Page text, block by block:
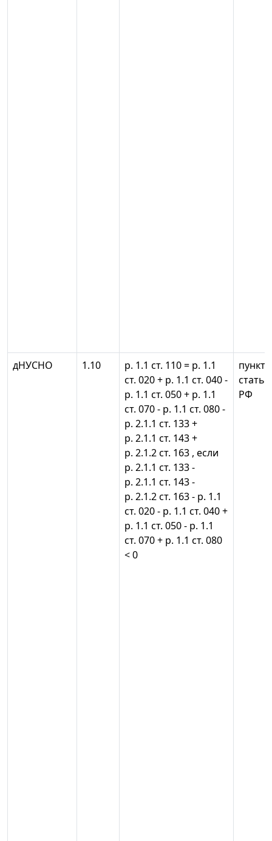
дНУСНО 1.10
р. 1.1 ст. 110 = р. 1.1
ст. 020 + р. 1.1 ст. 040 -
р. 1.1 ст. 050 + р. 1.1
ст. 070 - р. 1.1 ст. 080 -
р. 2.1.1 ст. 133 +
р. 2.1.1 ст. 143 +
р. 2.1.2 ст. 163 , если
р. 2.1.1 ст. 133 -
р. 2.1.1 ст. 143 -
р. 2.1.2 ст. 163 - р. 1.1
ст. 020 - р. 1.1 ст. 040 +
р. 1.1 ст. 050 - р. 1.1
ст. 070 + р. 1.1 ст. 080
< 0
РФ